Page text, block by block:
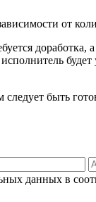
от
быть
данных в